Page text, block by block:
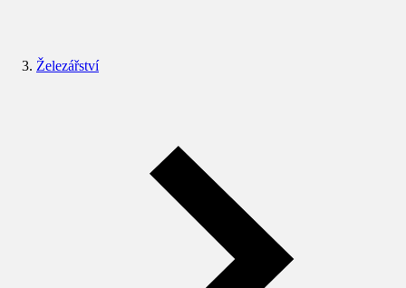
Železářství